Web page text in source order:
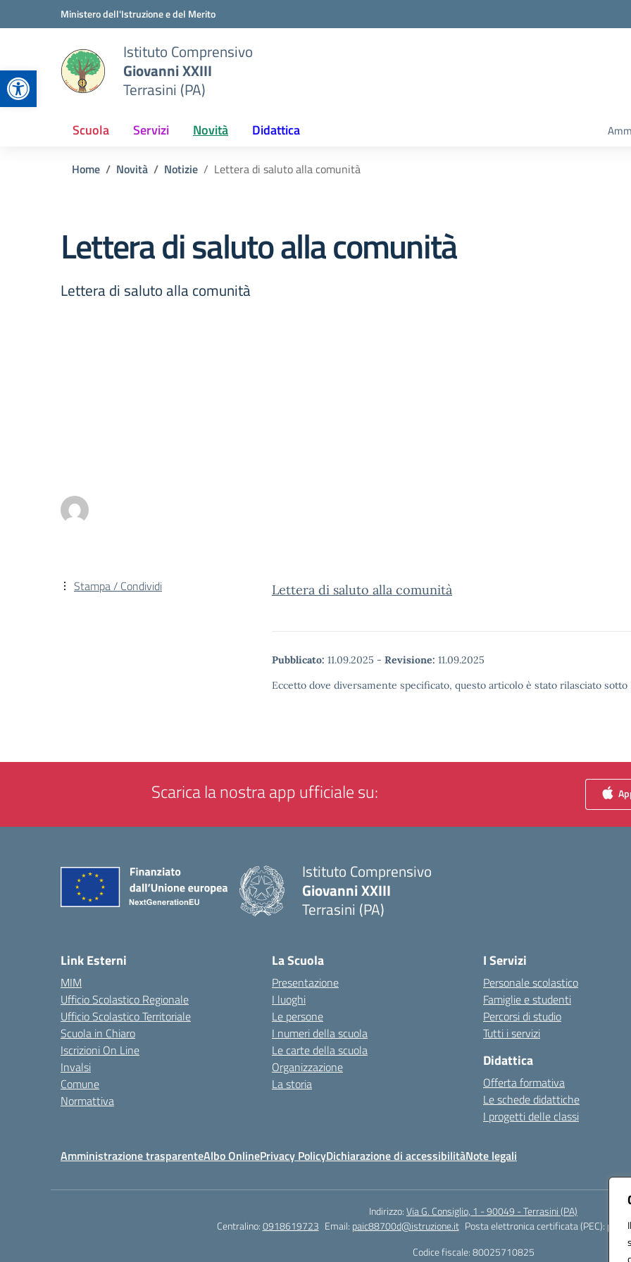
Apri la barra degli strumenti
Vai ai contenuti
Vai al menu di navigazioneMinistero dell'Istruzione e del Merito
Istituto Comprensivo
Giovanni XXIII
Terrasini (PA)
Scuola Servizi Novità Didattica
Home Novità Notizie Lettera di saluto alla comunità
Lettera di saluto alla comunità
Lettera di saluto alla comunità
Lettera di saluto alla comunità
Pubblicato: 11.09.2025 - Revisione: 11.09.2025
Eccetto dove diversamente specificato, questo articolo è stato rilasciato
Stampa / Condividi
Scarica la nostra app ufficiale su:
Istituto Comprensivo
Giovanni XXIII
Terrasini (PA)
Link Esterni
MIM
Ufficio Scolastico Regionale
Ufficio Scolastico Territoriale
Scuola in Chiaro
Iscrizioni On Line
Invalsi
Comune
Normattiva
La Scuola
Presentazione
I luoghi
Le persone
I numeri della scuola
Le carte della scuola
Organizzazione
La storia
I Servizi
Personale scolastico
Famiglie e studenti
Percorsi di studio
Tutti i servizi
Didattica
Offerta formativa
Le schede didattiche
I progetti delle classi
Amministrazione trasparenteAlbo OnlinePrivacy PolicyDichiarazione di accessibilitàNote legali
Indirizzo:Via G. Consiglio, 1 - 90049 - Terrasini (PA)
Centralino:0918619723 Email: paic88700d@istruzione.it Posta elettronica certificata (PEC):
Codice fiscale: 80025710825